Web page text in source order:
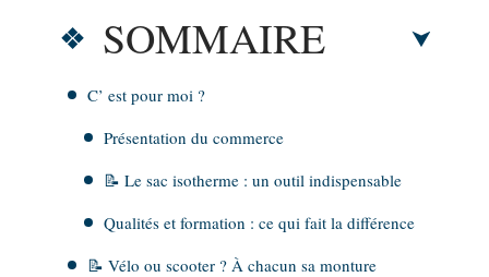
SOMMAIRE
C’ est pour moi ?
Présentation du commerce
📝 Le sac isotherme : un outil indispensable
Qualités et formation : ce qui fait la différence
📝 Vélo ou scooter ? À chacun sa monture